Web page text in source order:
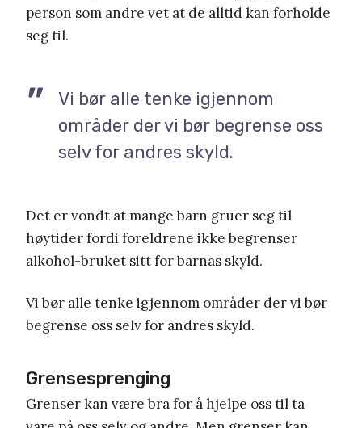
person som andre vet at de alltid kan forholde
seg til.
Vi bør alle tenke igjennom
områder der vi bør begrense oss
selv for andres skyld.
Det er vondt at mange barn gruer seg til
høytider fordi foreldrene ikke begrenser
alkohol-bruket sitt for barnas skyld.
Vi bør alle tenke igjennom områder der vi bør
begrense oss selv for andres skyld.
Grensesprenging
Grenser kan være bra for å hjelpe oss til ta